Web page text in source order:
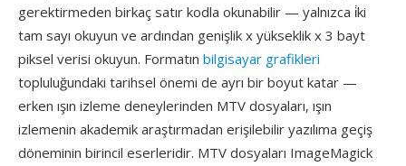
gerektirmeden birkaç satır kodla okunabilir — yalnızca i̇ki
tam sayı okuyun ve ardından genişlik x yükseklik x 3 bayt
piksel verisi okuyun. Formatın bilgisayar grafikleri
topluluğundaki tarihsel önemi de ayrı bir boyut katar —
erken ışın izleme deneylerinden MTV dosyaları, ışın
izlemenin akademik araştırmadan erişilebilir yazılıma geçiş
döneminin birincil eserleridir. MTV dosyaları ImageMagick